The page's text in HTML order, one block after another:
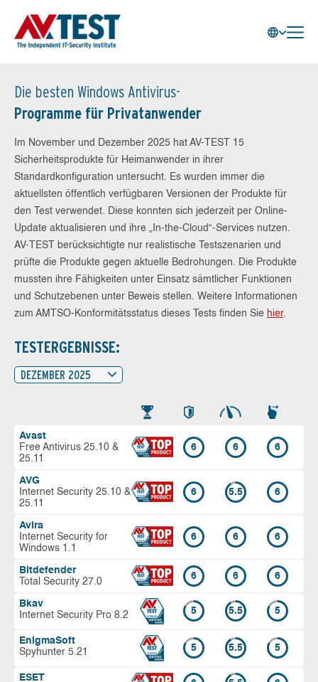
Die besten Windows Antivirus-
Programme für Privatanwender
Im November und Dezember 2025 hat AV-TEST 15
Sicherheitsprodukte für Heimanwender in ihrer
Standardkonfiguration untersucht. Es wurden immer die
aktuellsten öffentlich verfügbaren Versionen der Produkte für
den Test verwendet. Diese konnten sich jederzeit per Online-
Update aktualisieren und ihre „In-the-Cloud“-Services nutzen.
AV-TEST berücksichtigte nur realistische Testszenarien und
prüfte die Produkte gegen aktuelle Bedrohungen. Die Produkte
mussten ihre Fähigkeiten unter Einsatz sämtlicher Funktionen
und Schutzebenen unter Beweis stellen. Weitere Informationen
zum AMTSO-Konformitätsstatus dieses Tests finden Sie hier.
TESTERGEBNISSE:
DEZEMBER 2025
Avast
Free Antivirus 25.10 &
25.11
6 6 6
AVG
Internet Security 25.10 &
25.11
6 5.5 6
Avira
Internet Security for
Windows 1.1
6 6 6
Bitdefender
Total Security 27.0
6 6 6
Bkav
Internet Security Pro 8.2
5 5.5 5
EnigmaSoft
Spyhunter 5.21
5 5.5 5
ESET